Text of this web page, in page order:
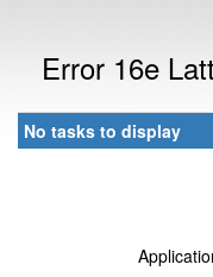
Error 16e
No tasks to display